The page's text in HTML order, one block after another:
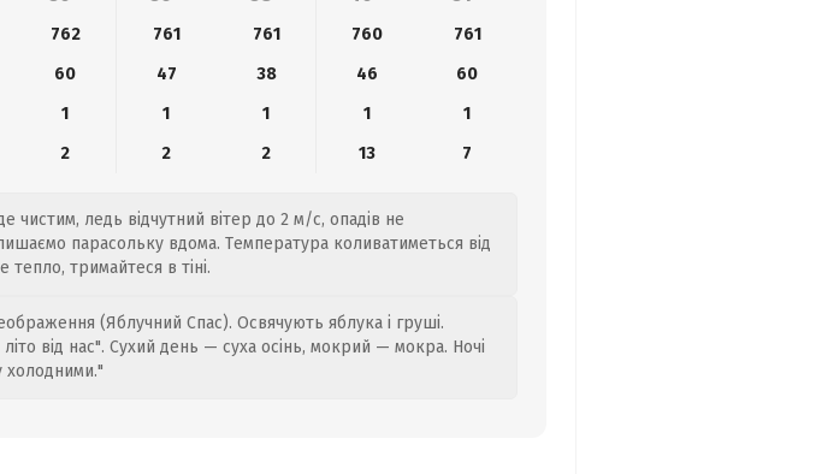
762 761 761 760
761
60 47 38 46
60
1 1 1 1
1
2 2 2 13 7
чистим, ледь відчутний вітер до 2 м/с, опадів не
парасольку вдома. Температура коливатиметься від
тепло, тримайтеся в тіні.
(Яблучний Спас). Освячують яблука і груші.
від нас". Сухий день — суха осінь, мокрий — мокра. Ночі